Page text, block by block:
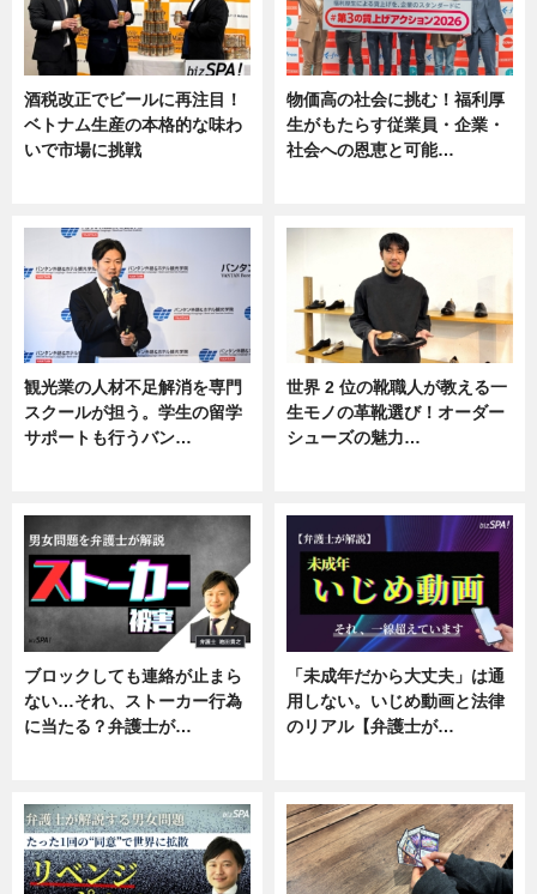
酒税改正でビールに再注目！
ベトナム生産の本格的な味わ
いで市場に挑戦
物価高の社会に挑む！福利厚
生がもたらす従業員・企業・
社会への恩恵と可能…
観光業の人材不足解消を専門
スクールが担う。学生の留学
サポートも行うバン…
世界 2 位の靴職人が教える一
生モノの革靴選び！オーダー
シューズの魅力…
ブロックしても連絡が止まら
ない…それ、ストーカー行為
に当たる？弁護士が…
「未成年だから大丈夫」は通
用しない。いじめ動画と法律
のリアル【弁護士が…